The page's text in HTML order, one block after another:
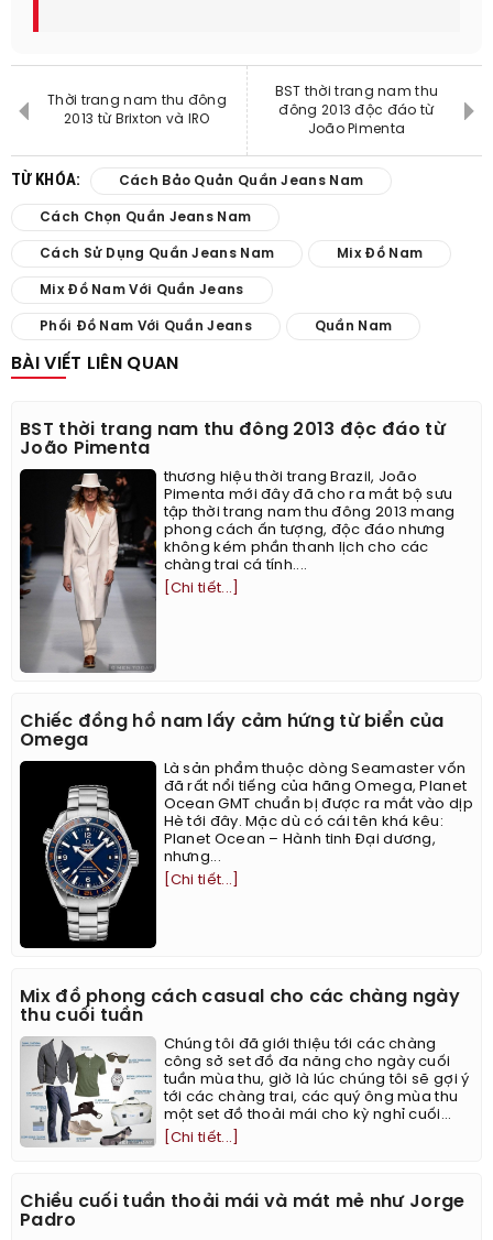
Thời trang nam thu đông
2013 từ Brixton và IRO
BST thời trang nam thu
đông 2013 độc đáo từ
João Pimenta
TỪ KHÓA: Cách Bảo Quản Quần Jeans Nam
Cách Chọn Quần Jeans Nam
Cách Sử Dụng Quần Jeans Nam Mix Đồ Nam
Mix Đồ Nam Với Quần Jeans
Phối Đồ Nam Với Quần Jeans Quần Nam
BÀI VIẾT LIÊN QUAN
BST thời trang nam thu đông 2013 độc đáo từ
João Pimenta
thương hiệu thời trang Brazil, João
Pimenta mới đây đã cho ra mắt bộ sưu
tập thời trang nam thu đông 2013 mang
phong cách ấn tượng, độc đáo nhưng
không kém phần thanh lịch cho các
chàng trai cá tính....
[Chi tiết...]
Chiếc đồng hồ nam lấy cảm hứng từ biển của
Omega
Là sản phẩm thuộc dòng Seamaster vốn
đã rất nổi tiếng của hãng Omega, Planet
Ocean GMT chuẩn bị được ra mắt vào dịp
Hè tới đây. Mặc dù có cái tên khá kêu:
Planet Ocean – Hành tinh Đại dương,
nhưng...
[Chi tiết...]
Mix đồ phong cách casual cho các chàng ngày
thu cuối tuần
Chúng tôi đã giới thiệu tới các chàng
công sở set đồ đa năng cho ngày cuối
tuần mùa thu, giờ là lúc chúng tôi sẽ gợi ý
tới các chàng trai, các quý ông mùa thu
một set đồ thoải mái cho kỳ nghỉ cuối...
[Chi tiết...]
Chiều cuối tuần thoải mái và mát mẻ như Jorge
Padro